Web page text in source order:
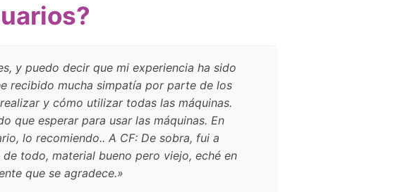
y puedo decir que mi experiencia ha sido
recibido mucha simpatía por parte de los
y cómo utilizar todas las máquinas.
que esperar para usar las máquinas. En
lo recomiendo.. A CF: De sobra, fui a
todo, material bueno pero viejo, eché en
que se agradece.»